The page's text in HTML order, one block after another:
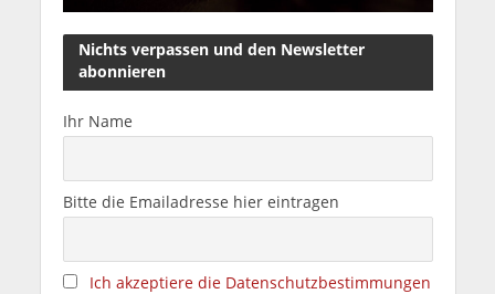
Nichts verpassen und den Newsletter
abonnieren
Ihr Name
Bitte die Emailadresse hier eintragen
Ich akzeptiere die Datenschutzbestimmungen